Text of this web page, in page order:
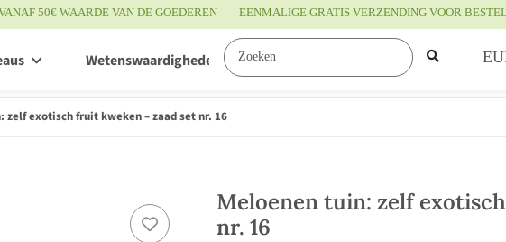
50€ WAARDE VAN DE GOEDEREN EENMALIGE GRATIS VERZENDING VOOR
Wetenswaardigheden
zelf exotisch fruit kweken – zaad set nr. 16
Meloenen tuin: zelf
nr. 16